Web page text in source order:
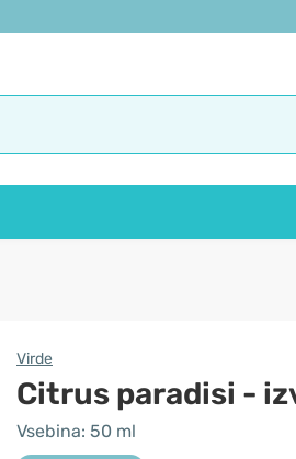
Virde
Citrus paradisi -
Vsebina: 50 ml